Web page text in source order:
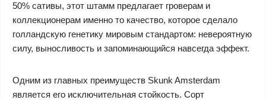
50% сативы, этот штамм предлагает гроверам и
коллекционерам именно то качество, которое сделало
голландскую генетику мировым стандартом: невероятную
силу, выносливость и запоминающийся навсегда эффект.
Одним из главных преимуществ Skunk Amsterdam
является его исключительная стойкость. Сорт